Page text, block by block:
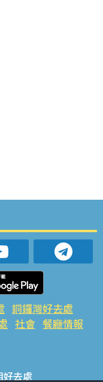
銅鑼灣好去處
社會 餐廳情報
好去處